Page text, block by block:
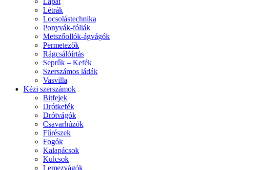
Létrák
Locsolástechnika
Ponyvák-fóliák
Metszőollók-ágvágók
Permetezők
Rágcsálóírtás
Seprűk – Kefék
Szerszámos ládák
Vasvilla
Kézi szerszámok
Bitfejek
Drótkefék
Drótvágók
Csavarhúzók
Fűrészek
Fogók
Kalapácsok
Kulcsok
Lemezvágók